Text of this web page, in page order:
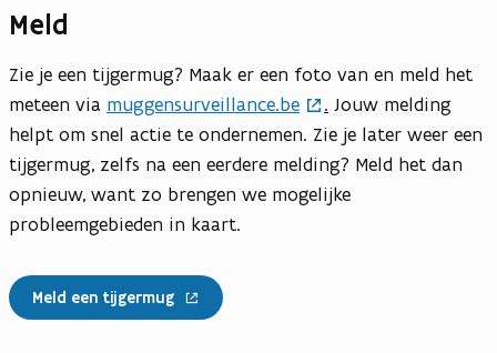
Meld
Zie je een tijgermug? Maak er een foto van en meld het
meteen via muggensurveillance.be . Jouw melding
helpt om snel actie te ondernemen. Zie je later weer een
tijgermug, zelfs na een eerdere melding? Meld het dan
opnieuw, want zo brengen we mogelijke
probleemgebieden in kaart.
Meld een tijgermug